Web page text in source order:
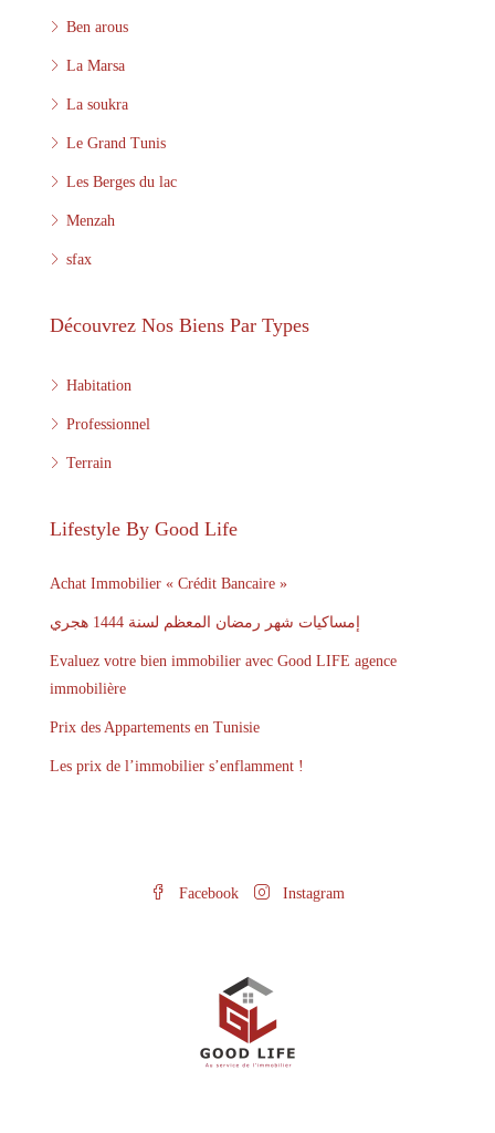
Ben arous
La Marsa
La soukra
Le Grand Tunis
Les Berges du lac
Menzah
sfax
Découvrez Nos Biens Par Types
Habitation
Professionnel
Terrain
Lifestyle By Good Life
Achat Immobilier « Crédit Bancaire »
إمساكيات شهر رمضان المعظم لسنة 1444 هجري
Evaluez votre bien immobilier avec Good LIFE agence
immobilière
Prix des Appartements en Tunisie
Les prix de l’immobilier s’enflamment !
Facebook Instagram